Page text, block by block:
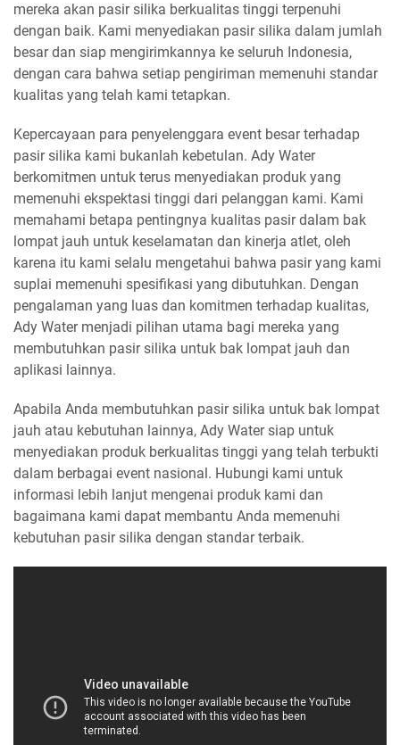
mereka akan pasir silika berkualitas tinggi terpenuhi
dengan baik. Kami menyediakan pasir silika dalam jumlah
besar dan siap mengirimkannya ke seluruh Indonesia,
dengan cara bahwa setiap pengiriman memenuhi standar
kualitas yang telah kami tetapkan.
Kepercayaan para penyelenggara event besar terhadap
pasir silika kami bukanlah kebetulan. Ady Water
berkomitmen untuk terus menyediakan produk yang
memenuhi ekspektasi tinggi dari pelanggan kami. Kami
memahami betapa pentingnya kualitas pasir dalam bak
lompat jauh untuk keselamatan dan kinerja atlet, oleh
karena itu kami selalu mengetahui bahwa pasir yang kami
suplai memenuhi spesifikasi yang dibutuhkan. Dengan
pengalaman yang luas dan komitmen terhadap kualitas,
Ady Water menjadi pilihan utama bagi mereka yang
membutuhkan pasir silika untuk bak lompat jauh dan
aplikasi lainnya.
Apabila Anda membutuhkan pasir silika untuk bak lompat
jauh atau kebutuhan lainnya, Ady Water siap untuk
menyediakan produk berkualitas tinggi yang telah terbukti
dalam berbagai event nasional. Hubungi kami untuk
informasi lebih lanjut mengenai produk kami dan
bagaimana kami dapat membantu Anda memenuhi
kebutuhan pasir silika dengan standar terbaik.